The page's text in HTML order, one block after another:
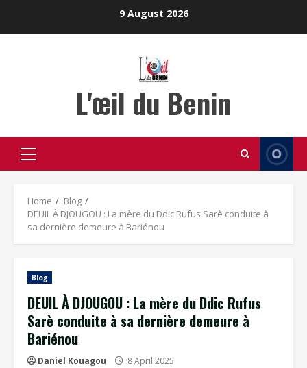
9 August 2026
L'œil du Benin
Primary
Menu
Home
Blog
DEUIL À DJOUGOU : La mère du Ddic Rufus Sarè conduite à
sa dernière demeure à Bariénou
Blog
DEUIL À DJOUGOU : La mère du Ddic Rufus
Sarè conduite à sa dernière demeure à
Bariénou
Daniel Kouagou 8 April 2025